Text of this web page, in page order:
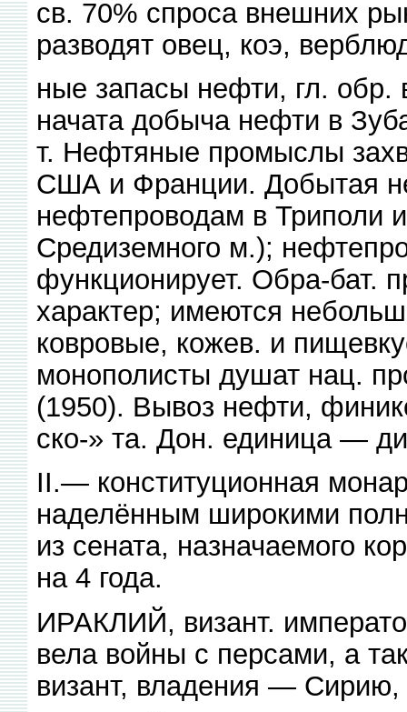
св. 70% спроса внешних
разводят овец, коэ,
ные запасы нефти, гл. обр.
начата добыча нефти в
т. Нефтяные промыслы
США и Франции. Добытая
нефтепроводам в Триполи
Средиземного м.);
функционирует. Обра-бат.
характер; имеются
ковровые, кожев. и
монополисты душат нац.
(1950). Вывоз нефти,
ско-» та. Дон. единица —
II.— конституционная
наделённым широкими
из сената, назначаемого
на 4 года.
ИРАКЛИЙ, визант.
вела войны с персами, а
визант, владения —